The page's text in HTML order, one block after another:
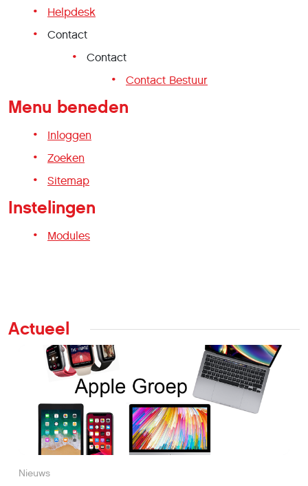
Helpdesk
Contact
Contact
Contact Bestuur
Menu beneden
Inloggen
Zoeken
Sitemap
Instelingen
Modules
Actueel
Nieuws